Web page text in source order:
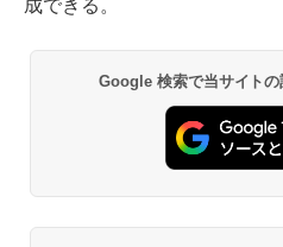
成できる。
Google 検索で当サイト